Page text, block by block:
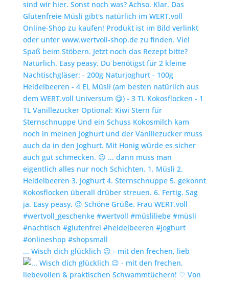
... Wisch dich glücklich 😉 - mit den frechen, lieb